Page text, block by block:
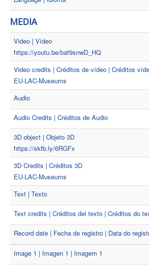
MEDIA
Video | Vídeo
https://youtu.be/baf9snwD_HQ
Video credits | Créditos de vídeo | Créditos
EU-LAC-Museums
Audio
Audio Credits | Créditos de Audio
3D object | Objeto 3D
https://skfb.ly/6RGFx
3D Credits | Créditos 3D
EU-LAC-Museums
Text | Texto
Text credits | Créditos del texto | Créditos do
Record date | Fecha de registro | Data do
Image 1 | Imagen 1 | Imagem 1